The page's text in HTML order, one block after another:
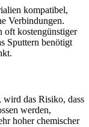
kompatibel,
Verbindungen.
oft kostengünstiger
Sputtern benötigt
wird das Risiko, dass
werden,
hoher chemischer